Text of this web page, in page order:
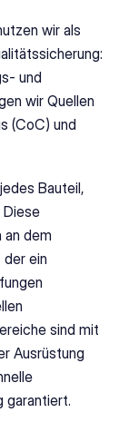
wir als
und
wir Quellen
(CoC) und
Bauteil,
Diese
an dem
der ein
sind mit
Ausrüstung
garantiert.